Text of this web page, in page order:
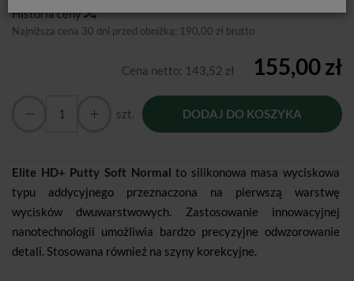
Historia ceny
Najniższa cena 30 dni przed obniżką: 190,00 zł brutto
Cena netto: 143,52 zł 155,00 zł
szt. DODAJ DO KOSZYKA
Elite HD+ Putty Soft Normal to silikonowa masa wyciskowa
typu addycyjnego przeznaczona na pierwszą warstwę
wycisków dwuwarstwowych. Zastosowanie innowacyjnej
nanotechnologii umożliwia bardzo precyzyjne odwzorowanie
detali. Stosowana również na szyny korekcyjne.